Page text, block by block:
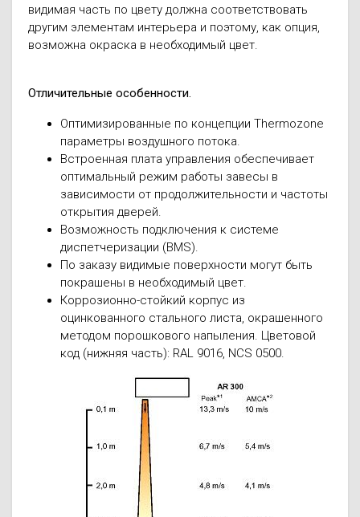
видимая часть по цвету должна соответствовать
другим элементам интерьера и поэтому, как опция,
возможна окраска в необходимый цвет.
Отличительные особенности.
Оптимизированные по концепции Thermozone
параметры воздушного потока.
Встроенная плата управления обеспечивает
оптимальный режим работы завесы в
зависимости от продолжительности и частоты
открытия дверей.
Возможность подключения к системе
диспетчеризации (BMS).
По заказу видимые поверхности могут быть
покрашены в необходимый цвет.
Коррозионно-стойкий корпус из
оцинкованного стального листа, окрашенного
методом порошкового напыления. Цветовой
код (нижняя часть): RAL 9016, NCS 0500.